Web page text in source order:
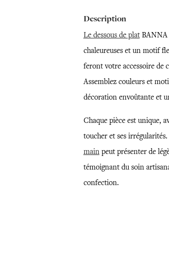
Description
Le dessous de platBANNA
chaleureuses et un motif
feront votre accessoire de
Assemblez couleurs et
décoration envoûtante et
Chaque pièce est unique,
toucher et ses irrégularités.
mainpeut présenter de
témoignant du soin
confection.